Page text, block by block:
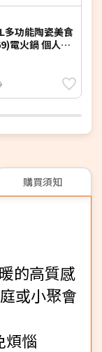
多功能陶瓷美食
電火鍋 個人鍋
購買須知
的高質感
或小聚會
煩惱